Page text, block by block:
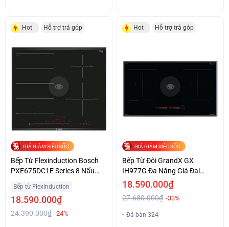
Hot Hỗ trợ trả góp
GIÁ GIẢM SIÊU SỐC
Bếp Từ Flexinduction Bosch
PXE675DC1E Series 8 Nấu
Trọn Vị Giá Tốt
Bếp từ Flexinduction
18.590.000₫
24.390.000₫ -24%
Hot Hỗ trợ trả góp
GIÁ GIẢM SIÊU SỐC
Bếp Từ Đôi GrandX GX
IH977G Đa Năng Giá Đại
Chiến
18.590.000₫
27.680.000₫ -33%
Đã bán 324